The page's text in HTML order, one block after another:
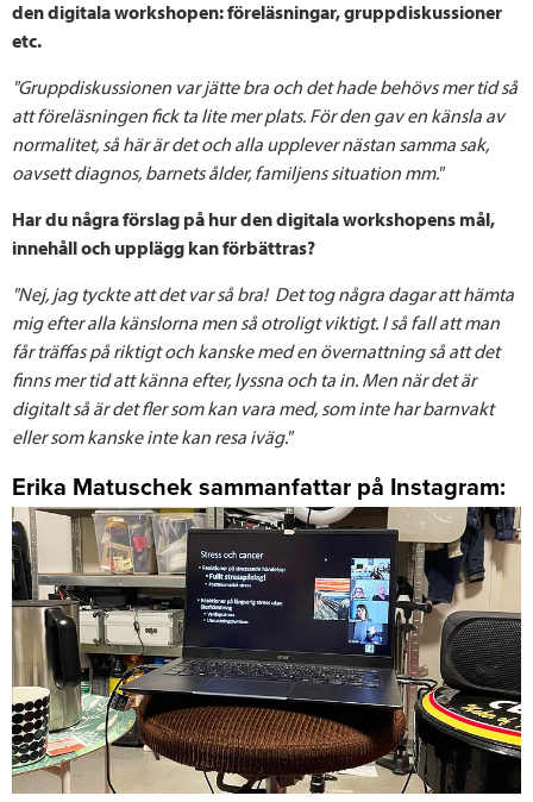
den digitala workshopen: föreläsningar, gruppdiskussioner
etc.
"Gruppdiskussionen var jätte bra och det hade behövs mer tid så
att föreläsningen fick ta lite mer plats. För den gav en känsla av
normalitet, så här är det och alla upplever nästan samma sak,
oavsett diagnos, barnets ålder, familjens situation mm."
Har du några förslag på hur den digitala workshopens mål,
innehåll och upplägg kan förbättras?
"Nej, jag tyckte att det var så bra! Det tog några dagar att hämta
mig efter alla känslorna men så otroligt viktigt. I så fall att man
får träffas på riktigt och kanske med en övernattning så att det
finns mer tid att känna efter, lyssna och ta in. Men när det är
digitalt så är det fler som kan vara med, som inte har barnvakt
eller som kanske inte kan resa iväg."
Erika Matuschek sammanfattar på Instagram: